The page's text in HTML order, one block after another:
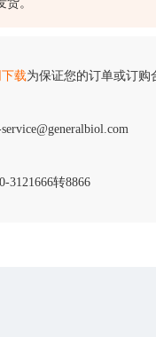
。
载为保证您的订单或订
3121666转8866